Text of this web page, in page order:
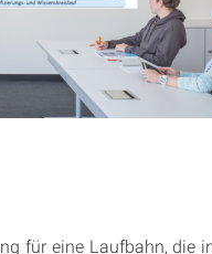
für eine Laufbahn, die